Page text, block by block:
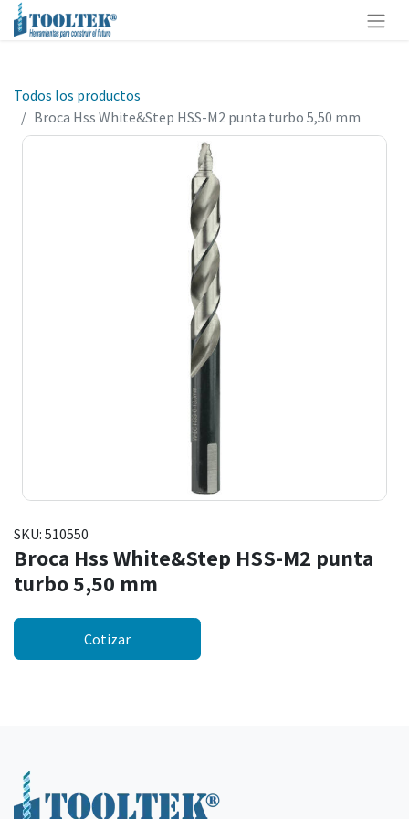
Todos los productos
Broca Hss White&Step HSS-M2 punta turbo 5,50 mm
SKU: 510550
Broca Hss White&Step HSS-M2 punta
turbo 5,50 mm
Cotizar